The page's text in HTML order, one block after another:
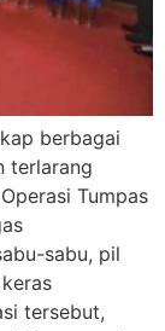
berbagai
terlarang
Tumpas
sabu, pil
tersebut,